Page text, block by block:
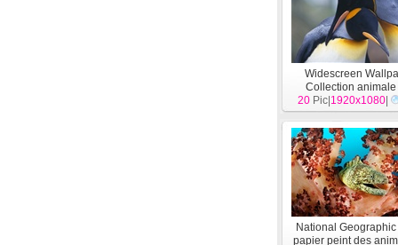
Widescreen
Collection
[Animal]
20 Pic| 1920x1080
National
papier peint des